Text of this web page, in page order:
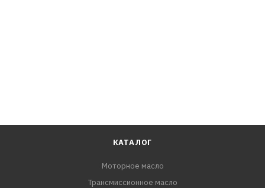
КАТАЛОГ
Моторное масло
Трансмиссионное масло